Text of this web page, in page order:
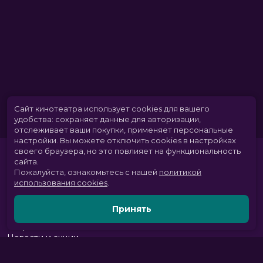
Скоро в кино
Новости и акции
Сайт кинотеатра использует cookies для вашего
удобства: сохраняет данные для авторизации,
отслеживает ваши покупки, применяет персональные
настройки. Вы можете отключить cookies в настройках
своего браузера, но это повлияет на функциональность
сайта.
Пожалуйста, ознакомьтесь с нашей политикой
использования cookies
Принять